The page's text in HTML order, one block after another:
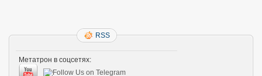
RSS
Метатрон в соцсетях: